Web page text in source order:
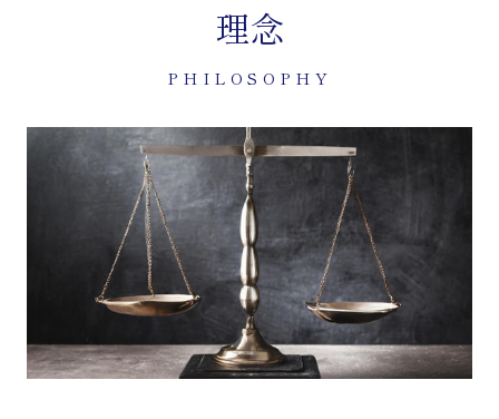
理念
PHILOSOPHY